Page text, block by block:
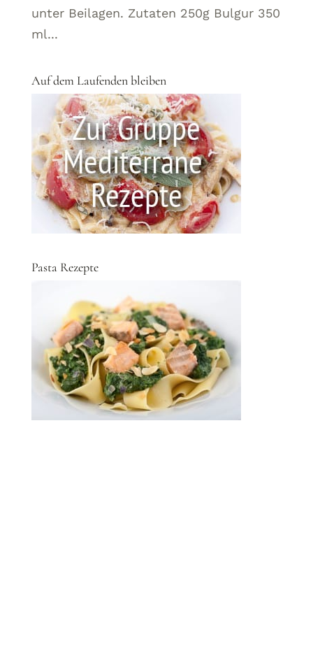
unter Beilagen. Zutaten 250g Bulgur 350
ml...
Auf dem Laufenden bleiben
Pasta Rezepte